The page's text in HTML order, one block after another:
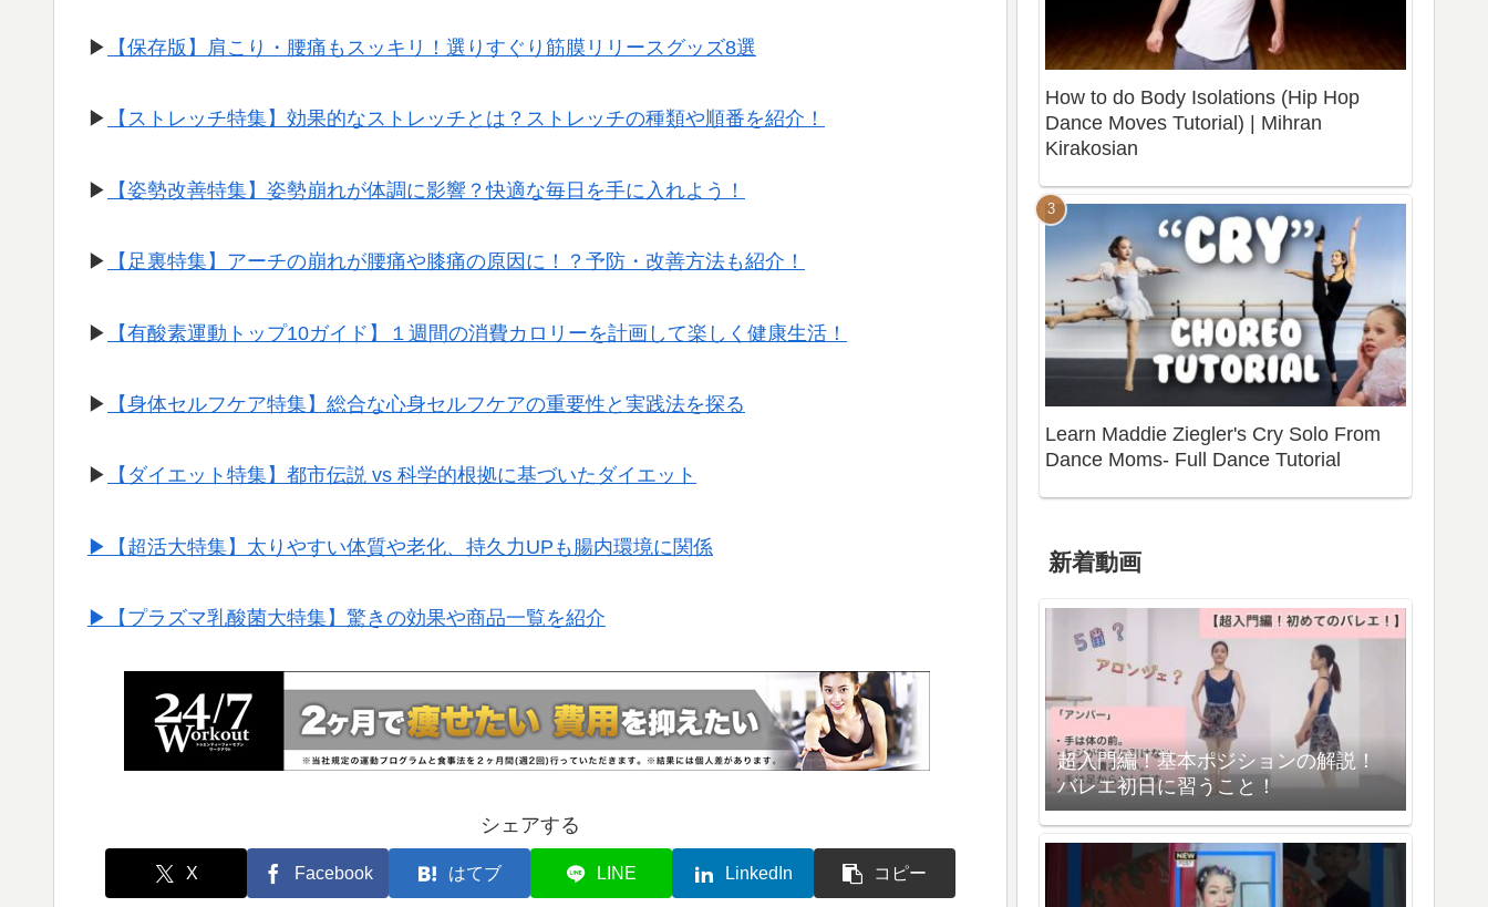
▶︎ 【保存版】肩こり・腰痛もスッキリ！選りすぐり筋膜リリースグッズ8選
▶︎ 【ストレッチ特集】効果的なストレッチとは？ストレッチの種類や順番を紹介！
▶︎ 【姿勢改善特集】姿勢崩れが体調に影響？快適な毎日を手に入れよう！
▶︎ 【足裏特集】アーチの崩れが腰痛や膝痛の原因に！？予防・改善方法も紹介！
▶︎ 【有酸素運動トップ10ガイド】１週間の消費カロリーを計画して楽しく健康生活！
▶︎ 【身体セルフケア特集】総合な心身セルフケアの重要性と実践法を探る
▶︎ 【ダイエット特集】都市伝説 vs 科学的根拠に基づいたダイエット
▶︎【超活大特集】太りやすい体質や老化、持久力UPも腸内環境に関係
▶︎【プラズマ乳酸菌大特集】驚きの効果や商品一覧を紹介
シェアする
X Facebook はてブ LINE LinkedIn コピー
How to do Body Isolations (Hip Hop
Dance Moves Tutorial) | Mihran
Kirakosian
Learn Maddie Ziegler's Cry Solo From
Dance Moms- Full Dance Tutorial
新着動画
超入門編！基本ポジションの解説！
バレエ初日に習うこと！